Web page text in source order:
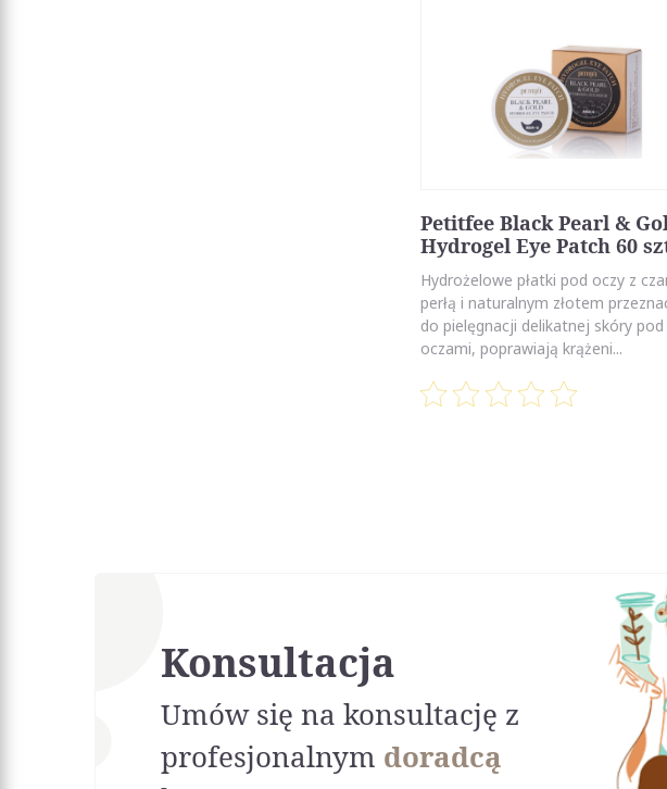
Petitfee Black Pearl &
Hydrogel Eye Patch 60
Hydrożelowe płatki pod oczy z
perłą i naturalnym złotem
do pielęgnacji delikatnej skóry pod
oczami, poprawiają krążeni...
Konsultacja
Umów się na konsultację z
profesjonalnym doradcą